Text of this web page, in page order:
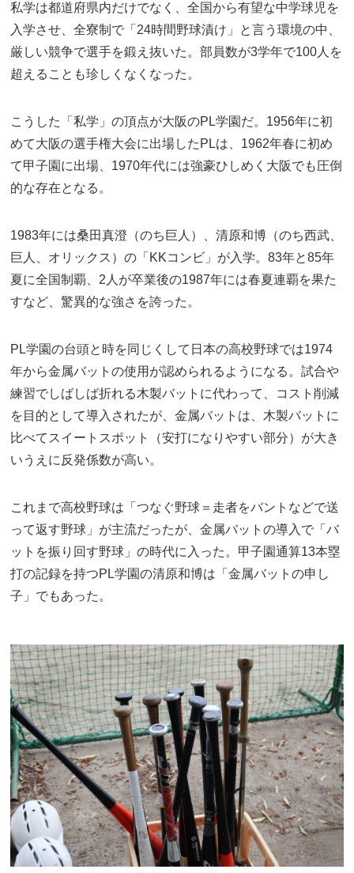
私学は都道府県内だけでなく、全国から有望な中学球児を
入学させ、全寮制で「24時間野球漬け」と言う環境の中、
厳しい競争で選手を鍛え抜いた。部員数が3学年で100人を
超えることも珍しくなくなった。
こうした「私学」の頂点が大阪のPL学園だ。1956年に初
めて大阪の選手権大会に出場したPLは、1962年春に初め
て甲子園に出場、1970年代には強豪ひしめく大阪でも圧倒
的な存在となる。
1983年には桑田真澄（のち巨人）、清原和博（のち西武、
巨人、オリックス）の「KKコンビ」が入学。83年と85年
夏に全国制覇、2人が卒業後の1987年には春夏連覇を果た
すなど、驚異的な強さを誇った。
PL学園の台頭と時を同じくして日本の高校野球では1974
年から金属バットの使用が認められるようになる。試合や
練習でしばしば折れる木製バットに代わって、コスト削減
を目的として導入されたが、金属バットは、木製バットに
比べてスイートスポット（安打になりやすい部分）が大き
いうえに反発係数が高い。
これまで高校野球は「つなぐ野球＝走者をバントなどで送
って返す野球」が主流だったが、金属バットの導入で「バ
ットを振り回す野球」の時代に入った。甲子園通算13本塁
打の記録を持つPL学園の清原和博は「金属バットの申し
子」でもあった。